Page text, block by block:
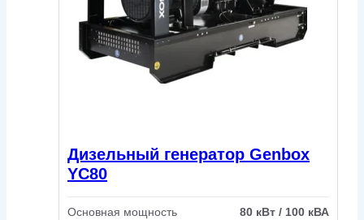
Дизельный генератор Genbox
YC80
Основная мощность 80 кВт / 100 кВА